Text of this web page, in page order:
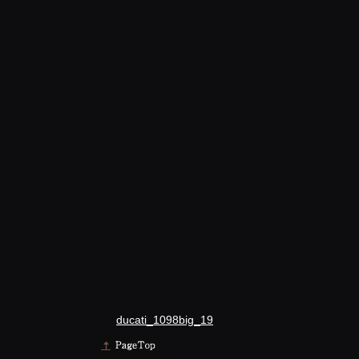
ducati_1098big_19